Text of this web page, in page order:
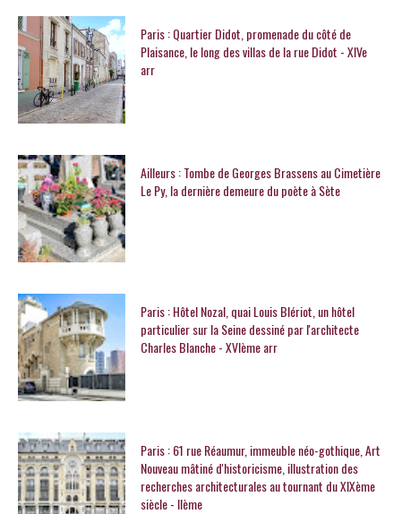
Paris : Quartier Didot, promenade du côté de
Plaisance, le long des villas de la rue Didot - XIVe
arr
Ailleurs : Tombe de Georges Brassens au Cimetière
Le Py, la dernière demeure du poète à Sète
Paris : Hôtel Nozal, quai Louis Blériot, un hôtel
particulier sur la Seine dessiné par l'architecte
Charles Blanche - XVIème arr
Paris : 61 rue Réaumur, immeuble néo-gothique, Art
Nouveau mâtiné d'historicisme, illustration des
recherches architecturales au tournant du XIXème
siècle - IIème